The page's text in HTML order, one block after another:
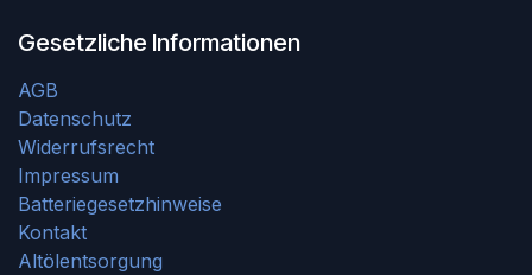
Gesetzliche Informationen
AGB
Datenschutz
Widerrufsrecht
Impressum
Batteriegesetzhinweise
Kontakt
Altölentsorgung